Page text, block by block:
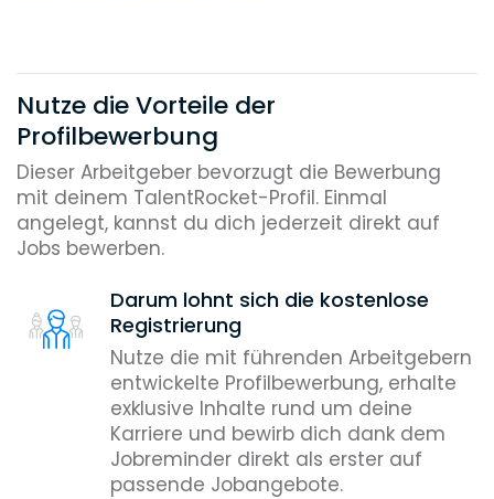
Nutze die Vorteile der
Profilbewerbung
Dieser Arbeitgeber bevorzugt die Bewerbung
mit deinem TalentRocket-Profil. Einmal
angelegt, kannst du dich jederzeit direkt auf
Jobs bewerben.
Darum lohnt sich die kostenlose
Registrierung
Nutze die mit führenden Arbeitgebern
entwickelte Profilbewerbung, erhalte
exklusive Inhalte rund um deine
Karriere und bewirb dich dank dem
Jobreminder direkt als erster auf
passende Jobangebote.